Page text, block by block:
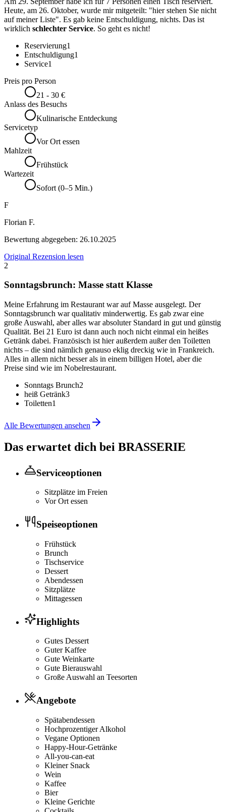
Heute, am 26. Oktober, wurde mir mitgeteilt: "hier stehen Sie nicht
auf meiner Liste". Es gab keine Entschuldigung, nichts. Das ist
wirklich schlechter Service. So geht es nicht!
Reservierung1
Entschuldigung1
Service1
Preis pro Person
21 - 30 €
Anlass des Besuchs
Kulinarische Entdeckung
Servicetyp
Vor Ort essen
Mahlzeit
Frühstück
Wartezeit
Sofort (0–5 Min.)
F
Florian F.
Bewertung abgegeben: 26.10.2025
Original Rezension lesen
2
Sonntagsbrunch: Masse statt Klasse
Meine Erfahrung im Restaurant war auf Masse ausgelegt. Der
Sonntagsbrunch war qualitativ minderwertig. Es gab zwar eine
große Auswahl, aber alles war absoluter Standard in gut und günstig
Qualität. Bei 21 Euro ist dann auch noch nicht einmal ein heißes
Getränk dabei. Französisch ist hier außerdem außer den Toiletten
nichts – die sind nämlich genauso eklig dreckig wie in Frankreich.
Alles in allem nicht besser als in einem billigen Hotel, aber die
Preise sind wie im Nobelrestaurant.
Sonntags Brunch2
heiß Getränk3
Toiletten1
Alle Bewertungen ansehen
Das erwartet dich bei BRASSERIE
Serviceoptionen
Sitzplätze im Freien
Vor Ort essen
Speiseoptionen
Frühstück
Brunch
Tischservice
Dessert
Abendessen
Sitzplätze
Mittagessen
Highlights
Gutes Dessert
Guter Kaffee
Gute Weinkarte
Gute Bierauswahl
Große Auswahl an Teesorten
Angebote
Spätabendessen
Hochprozentiger Alkohol
Vegane Optionen
Happy-Hour-Getränke
All-you-can-eat
Kleiner Snack
Wein
Kaffee
Bier
Kleine Gerichte